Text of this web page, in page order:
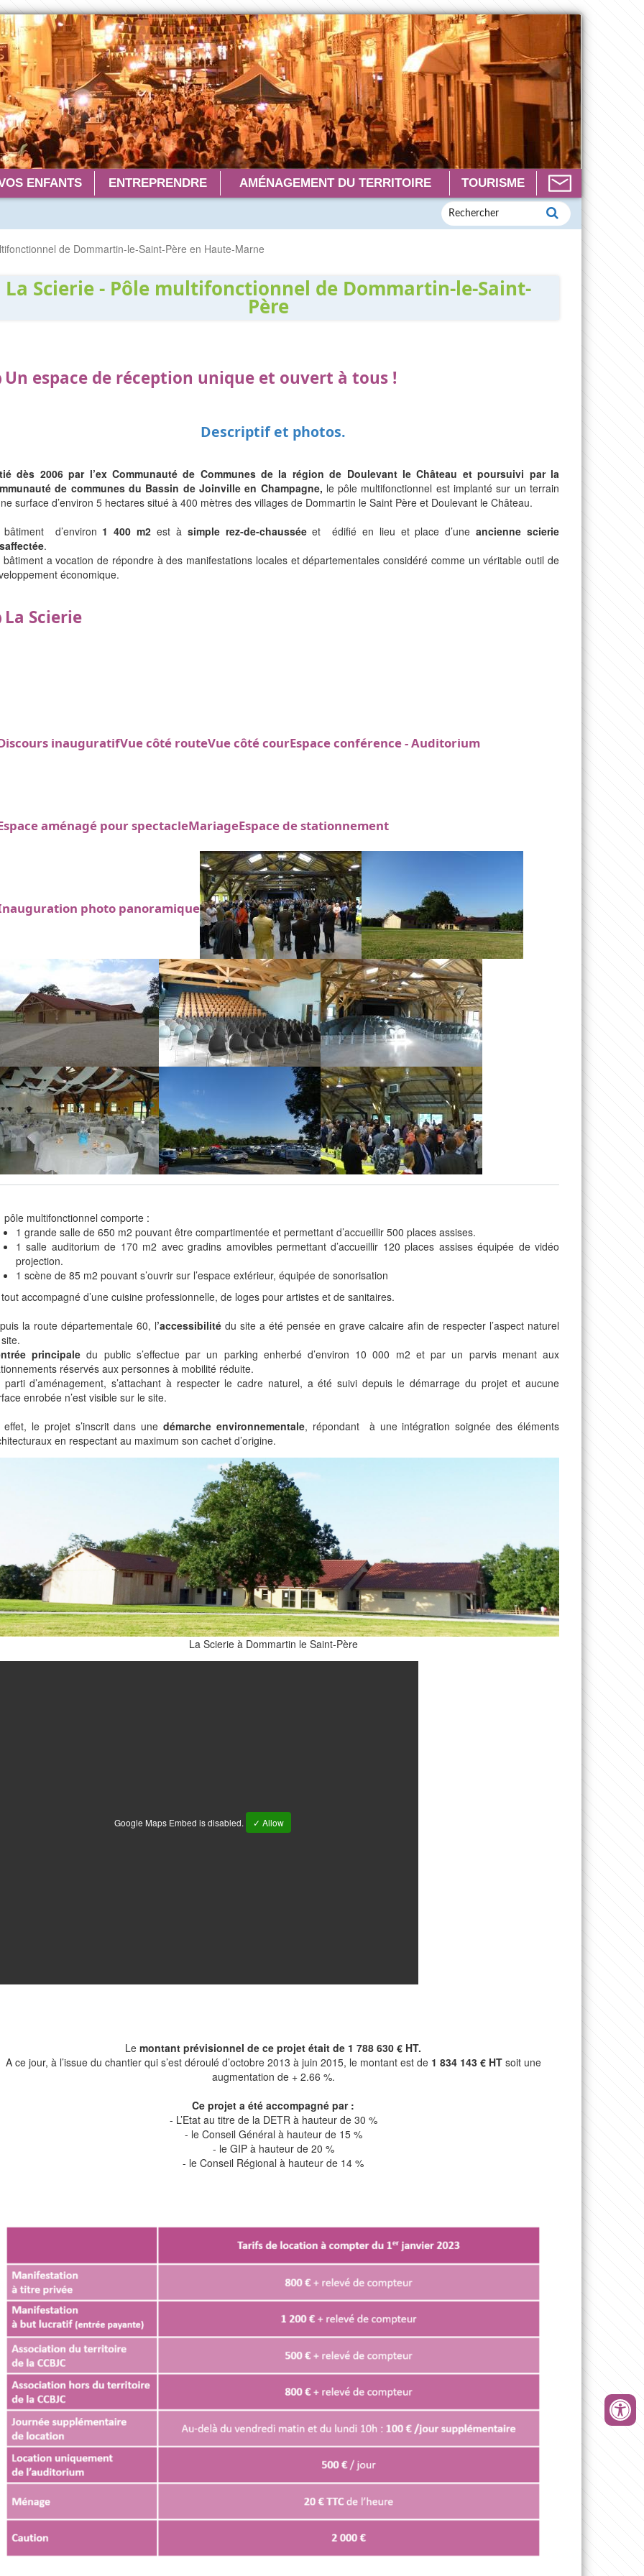
ENFANTS ENTREPRENDRE AMÉNAGEMENT DU TERRITOIRE TOURISME
de Dommartin-le-Saint-Père en Haute-Marne
La Scierie - Pôle multifonctionnel de Dommartin-le-Saint-
Père
Un espace de réception unique et ouvert à tous !
Descriptif et photos.
dès 2006 par l’ex Communauté de Communes de la région de Doulevant le Château et poursuivi par la
de communes du Bassin de Joinville en Champagne, le pôle multifonctionnel est implanté sur un terrain
surface d’environ 5 hectares situé à 400 mètres des villages de Dommartin le Saint Père et Doulevant le Château.
d’environ 1 400 m2 est à simple rez-de-chausséeet édifié en lieu et place d’uneancienne scierie
.
bâtiment a vocation de répondre à des manifestations locales et départementales considéré comme un véritable outil de
économique.
La Scierie
inauguratifVue côté routeVue côté courEspace conférence - Auditorium
aménagé pour spectacleMariageEspace de stationnement
photo panoramique
multifonctionnel comporte :
1 grande salle de 650 m2 pouvant être compartimentée et permettant d’accueillir 500 places assises.
1 salle auditorium de 170 m2 avec gradins amovibles permettant d’accueillir 120 places assises équipée de vidéo
projection.
1 scène de 85 m2 pouvant s’ouvrir sur l’espace extérieur, équipée de sonorisation
accompagné d’une cuisine professionnelle, de loges pour artistes et de sanitaires.
la route départementale 60, l’accessibilité du site a été pensée en grave calcaire afin de respecter l’aspect naturel
principale du public s’effectue par un parking enherbé d’environ 10 000 m2 et par un parvis menant aux
réservés aux personnes à mobilité réduite.
parti d’aménagement, s’attachant à respecter le cadre naturel, a été suivi depuis le démarrage du projet et aucune
enrobée n’est visible sur le site.
effet, le projet s’inscrit dans unedémarche environnementale, répondant à une intégration soignée des éléments
en respectant au maximum son cachet d’origine.
La Scierie à Dommartin le Saint-Père
Google Maps Embed is disabled. ✓ Allow
Le montant prévisionnel de ce projet était de 1 788 630 € HT.
A ce jour, à l’issue du chantier qui s’est déroulé d’octobre 2013 à juin 2015, le montant est de 1 834 143 € HTsoit une
augmentation de + 2.66 %.
Ce projet a été accompagné par :
- L’Etat au titre de la DETR à hauteur de 30 %
- le Conseil Général à hauteur de 15 %
- le GIP à hauteur de 20 %
- le Conseil Régional à hauteur de 14 %